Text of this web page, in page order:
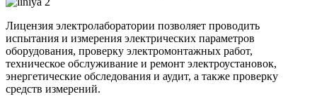
Лицензия электролаборатории позволяет проводить
испытания и измерения электрических параметров
оборудования, проверку электромонтажных работ,
техническое обслуживание и ремонт электроустановок,
энергетические обследования и аудит, а также проверку
средств измерений.